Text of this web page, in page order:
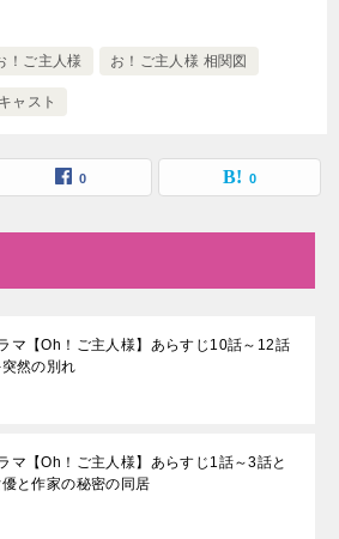
ご主人様 お！ご主人様 相関図
ャスト
0 0
マ【Oh！ご主人様】あらすじ10話～12話
然の別れ
マ【Oh！ご主人様】あらすじ1話～3話と
と作家の秘密の同居